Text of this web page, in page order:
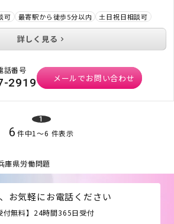
可 最寄駅から徒歩5分以内 土日祝日相談可
詳しく見る
話番号
2919 メールでお問い合わせ
1
6 件中1〜6 件表示
庫県労働問題
お気軽にお電話ください
付無料】24時間365日受付